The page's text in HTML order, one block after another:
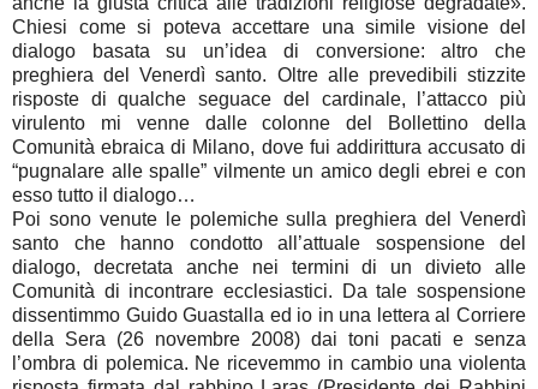
Chiesi come si poteva accettare una simile visione del
dialogo basata su un’idea di conversione: altro che
preghiera del Venerdì santo. Oltre alle prevedibili stizzite
risposte di qualche seguace del cardinale, l’attacco più
virulento mi venne dalle colonne del Bollettino della
Comunità ebraica di Milano, dove fui addirittura accusato di
“pugnalare alle spalle” vilmente un amico degli ebrei e con
esso tutto il dialogo…
Poi sono venute le polemiche sulla preghiera del Venerdì
santo che hanno condotto all’attuale sospensione del
dialogo, decretata anche nei termini di un divieto alle
Comunità di incontrare ecclesiastici. Da tale sospensione
dissentimmo Guido Guastalla ed io in una lettera al Corriere
della Sera (26 novembre 2008) dai toni pacati e senza
l’ombra di polemica. Ne ricevemmo in cambio una violenta